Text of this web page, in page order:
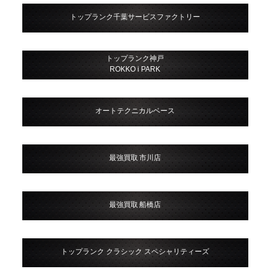
トップランク千葉サービスファクトリー
トップランク神戸
ROKKO i PARK
オートテクニカルベース
最強買取 市川店
最強買取 船橋店
トップランク クラシック スペシャリティーズ